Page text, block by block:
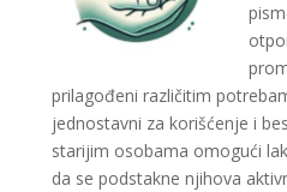
prilagođeni različitim
jednostavni za korišćenje i
starijim osobama omogući
da se podstakne njihova